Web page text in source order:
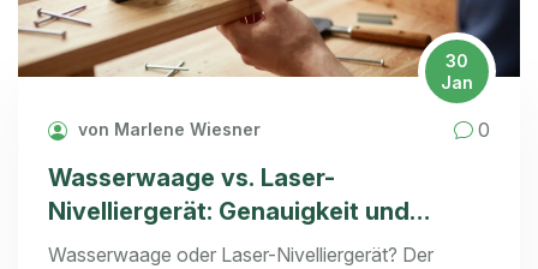
30
Jan
von Marlene Wiesner 0
Wasserwaage vs. Laser-
Nivelliergerät: Genauigkeit und
Handhabung im Vergleich
Wasserwaage oder Laser-Nivelliergerät? Der